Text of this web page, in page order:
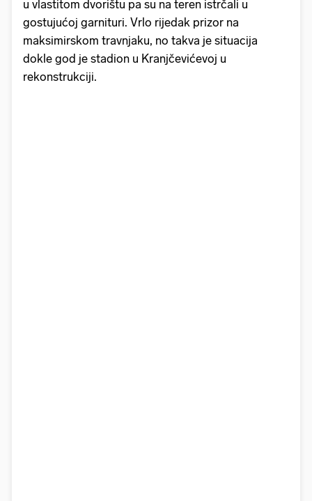
u vlastitom dvorištu pa su na teren istrčali u
gostujućoj garnituri. Vrlo rijedak prizor na
maksimirskom travnjaku, no takva je situacija
dokle god je stadion u Kranjčevićevoj u
rekonstrukciji.